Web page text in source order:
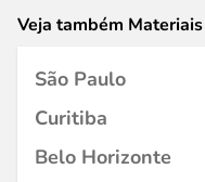
Veja também
São Paulo
Curitiba
Belo Horizonte